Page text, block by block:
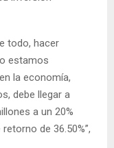
todo, hacer
estamos
la economía,
debe llegar a
a un 20%
de 36.50%”,